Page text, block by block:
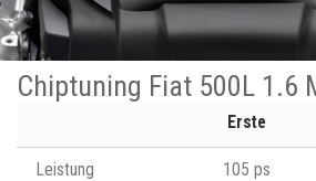
Chiptuning Fiat 500L 1.6
Erste
Leistung 105 ps